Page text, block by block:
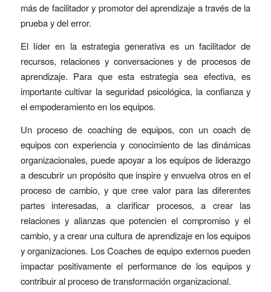
más de facilitador y promotor del aprendizaje a través de la
prueba y del error.
El líder en la estrategia generativa es un facilitador de
recursos, relaciones y conversaciones y de procesos de
aprendizaje. Para que esta estrategia sea efectiva, es
importante cultivar la seguridad psicológica, la confianza y
el empoderamiento en los equipos.
Un proceso de coaching de equipos, con un coach de
equipos con experiencia y conocimiento de las dinámicas
organizacionales, puede apoyar a los equipos de liderazgo
a descubrir un propósito que inspire y envuelva otros en el
proceso de cambio, y que cree valor para las diferentes
partes interesadas, a clarificar procesos, a crear las
relaciones y alianzas que potencien el compromiso y el
cambio, y a crear una cultura de aprendizaje en los equipos
y organizaciones. Los Coaches de equipo externos pueden
impactar positivamente el performance de los equipos y
contribuir al proceso de transformación organizacional.